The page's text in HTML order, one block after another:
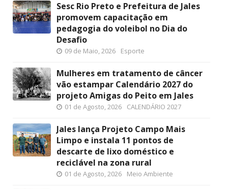
Sesc Rio Preto e Prefeitura de Jales
promovem capacitação em
pedagogia do voleibol no Dia do
Desafio
09 de Maio, 2026 Esporte
Mulheres em tratamento de câncer
vão estampar Calendário 2027 do
projeto Amigas do Peito em Jales
01 de Agosto, 2026 CALENDÁRIO 2027
Jales lança Projeto Campo Mais
Limpo e instala 11 pontos de
descarte de lixo doméstico e
reciclável na zona rural
01 de Agosto, 2026 Meio Ambiente